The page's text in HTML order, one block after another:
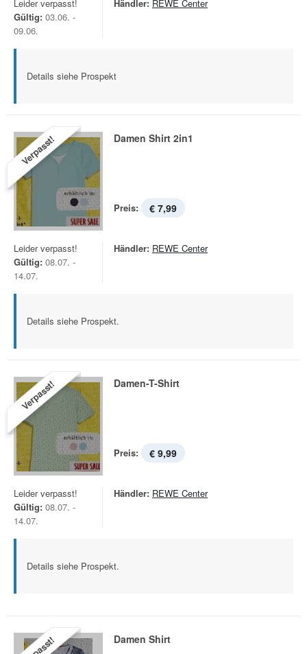
Leider verpasst!
Gültig: 03.06. -
09.06.
Händler: REWE Center
Details siehe Prospekt
Verpasst! Damen Shirt 2in1
Preis: € 7,99
Leider verpasst!
Gültig: 08.07. -
14.07.
Händler: REWE Center
Details siehe Prospekt.
Verpasst! Damen-T-Shirt
Preis: € 9,99
Leider verpasst!
Gültig: 08.07. -
14.07.
Händler: REWE Center
Details siehe Prospekt.
Damen Shirt